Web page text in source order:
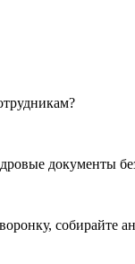
документы
собирайте